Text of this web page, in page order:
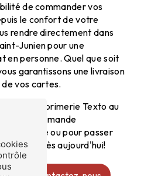
de commander vos
le confort de votre
rendre directement dans
Junien pour une
en personne. Quel que soit
garantissons une livraison
vos cartes.
Imprimerie Texto au
toute demande
ou pour passer
cartes dès aujourd'hui!